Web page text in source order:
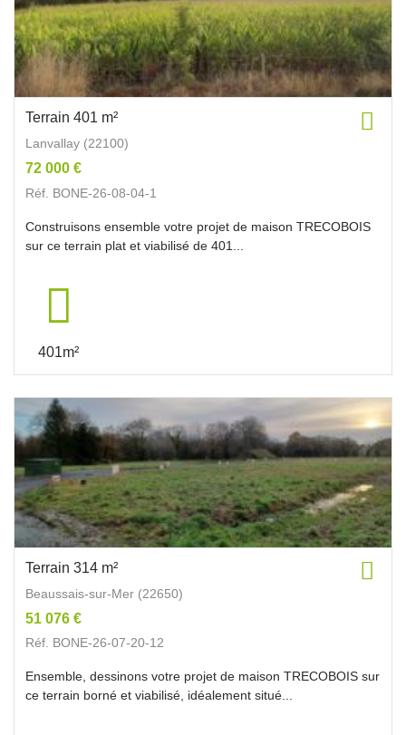
Terrain 401 m²
Lanvallay (22100)
72 000 €
Réf. BONE-26-08-04-1
Construisons ensemble votre projet de maison TRECOBOIS
sur ce terrain plat et viabilisé de 401...
401m²
Terrain 314 m²
Beaussais-sur-Mer (22650)
51 076 €
Réf. BONE-26-07-20-12
Ensemble, dessinons votre projet de maison TRECOBOIS sur
ce terrain borné et viabilisé, idéalement situé...